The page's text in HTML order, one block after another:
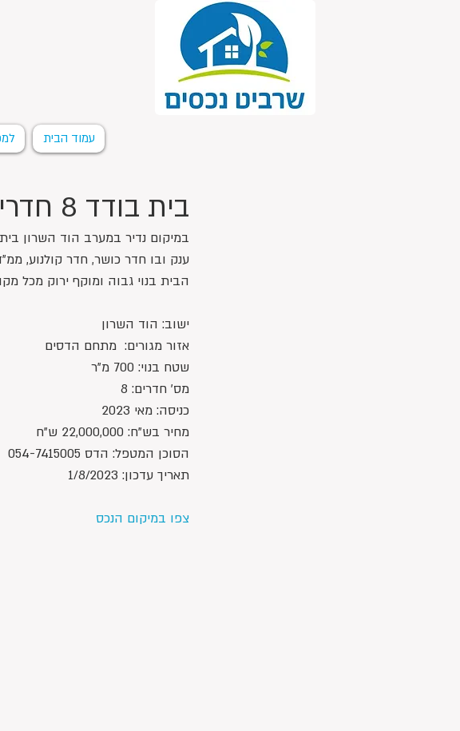
עמוד הבית
בית בודד 8 חדרים במיקום נדיר
במיקום נדיר במערב הוד השרון
ענק ובו חדר כושר, חדר קולנוע,
הבית בנוי גבוה ומוקף ירוק מכל
ישוב: הוד השרון
אזור מגורים:  מתחם הדסים
שטח בנוי: 700 מ"ר
מס' חדרים: 8
כניסה: מאי 2023
מחיר בש"ח: 22,000,000 ש"ח
הסוכן המטפל: הדס 054-7415005
תאריך עדכון: 1/8/2023
צפו במיקום הנכס